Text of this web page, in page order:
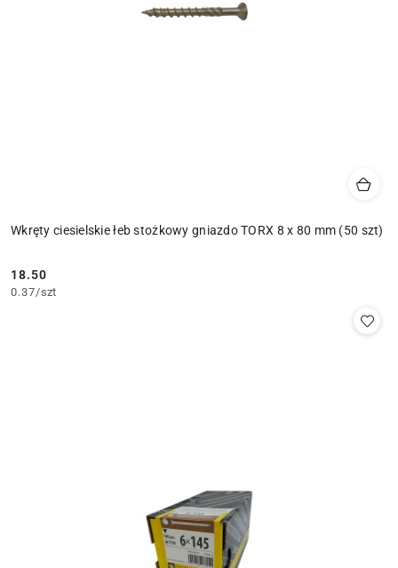
Wkręty ciesielskie łeb stożkowy gniazdo TORX 8 x 80 mm (50 szt)
Cena:
18.50
0.37/szt